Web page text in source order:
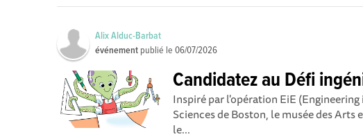
Alix Alduc-Barbat
événement publié le06/07/2026
Candidatez au Défi
Inspiré par l'opération EiE
Sciences de Boston, le musée des Arts
le...